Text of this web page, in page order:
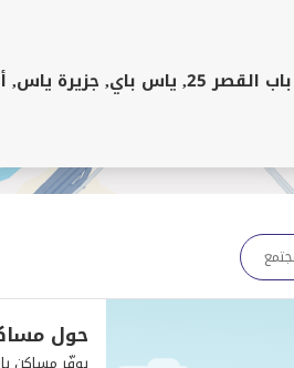
باي, جزيرة ياس, أبوظبي
حول